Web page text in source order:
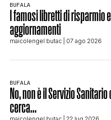
BUFALA
I famosi libretti di risparmio
aggiornamenti
maicolengel butac | 07 ago 2026
BUFALA
No, non è il Servizio
cerca…